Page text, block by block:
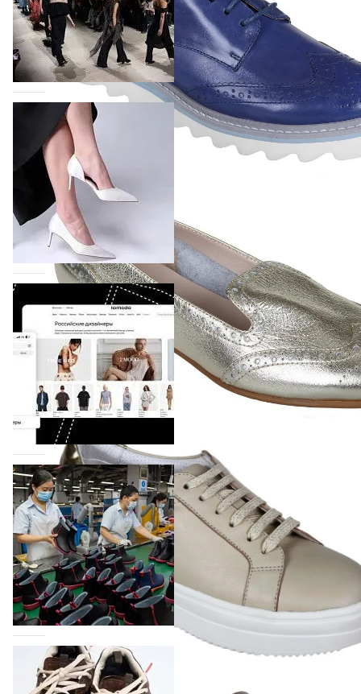
На участие в Московской неделе моды
подано 1047 заявок
На участие в седьмой Московской неделе моды,
которая пройдет в российской столице с 26 сентября
по 1 октября, уже подано 1047 заявок. Примерно
половину из них (494) прислали дизайнеры,
коллекции которых не были представлены в…
07.08.2026 696
BALLINA представит свои новинки на Euro
Shoes
Компания BALLINA Guangzhou Lihuang Footwear
Co., Ltd., основанная в 2011 году и расположенная в
Гуанчжоу, столице моды Китая, является
профессиональной обувной компанией,
объединяющей разработку, производство и…
07.08.2026 556
На платформе Lamoda - новый раздел и
условия продвижения локальных
дизайнерских марок
Российский маркетплейс Lamoda решил обновить
раздел для продажи продукции локальных
дизайнерских марок одежды, обуви и аксессуаров.
Бренды также получат маркетинговую…
06.08.2026
Объем мирового производства обуви в
2025 году практически не увеличился